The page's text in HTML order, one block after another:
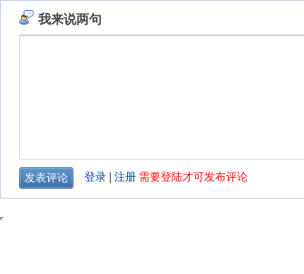
我来说两句
登录 注册 需要登陆才可发布评论